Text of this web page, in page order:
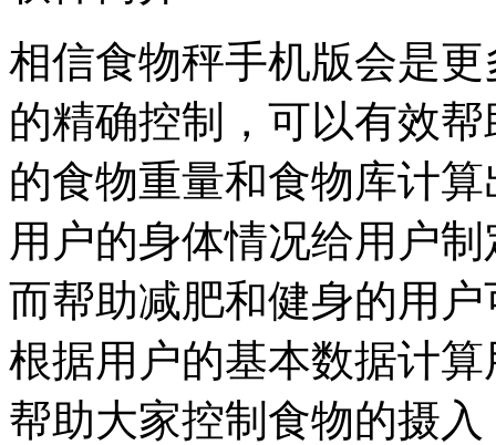
相信食物秤手机版会是
的精确控制，可以有效
的食物重量和食物库计
用户的身体情况给用户
而帮助减肥和健身的用
根据用户的基本数据计
帮助大家控制食物的摄